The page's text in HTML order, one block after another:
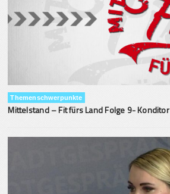
Themenschwerpunkte
Mittelstand – Fit fürs Land Folge 9- Konditor